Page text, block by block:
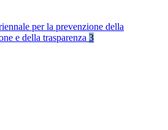
per la prevenzione della
e della trasparenza 3